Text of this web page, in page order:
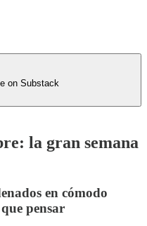
on Substack
la gran semana
en cómodo
pensar